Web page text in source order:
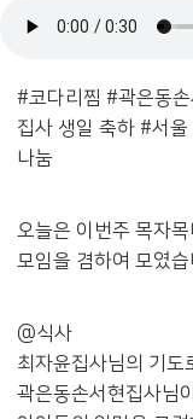
#코다리찜 #곽은동
집사 생일 축하 #서
나눔
오늘은 이번주 목자
모임을 겸하여 모였습
@식사
최자윤집사님의 기도
곽은동손서현집사님